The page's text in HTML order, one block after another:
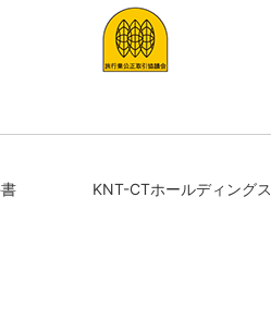
KNT-CTホールディングス